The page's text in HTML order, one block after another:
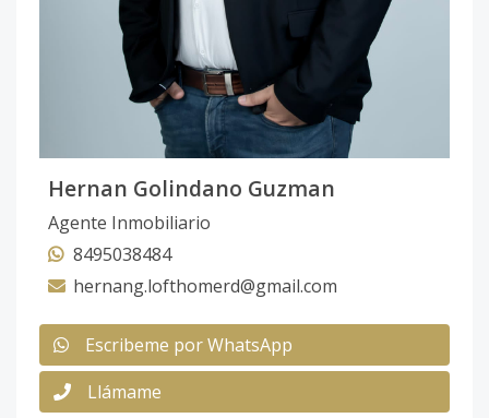
Hernan Golindano Guzman
Agente Inmobiliario
8495038484
hernang.lofthomerd@gmail.com
Escribeme por WhatsApp
Llámame